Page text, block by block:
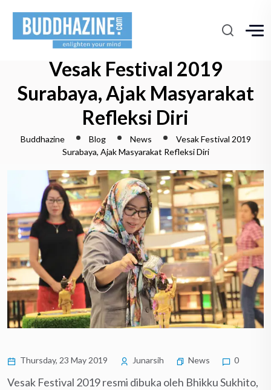
Vesak Festival 2019
Surabaya, Ajak Masyarakat
Refleksi Diri
Buddhazine Blog News
Vesak Festival 2019
Surabaya, Ajak Masyarakat Refleksi Diri
Thursday, 23 May 2019 Junarsih News 0
Vesak Festival 2019 resmi dibuka oleh Bhikku Sukhito,